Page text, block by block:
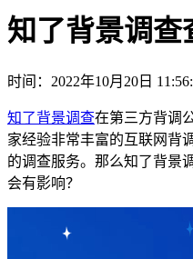
知了背景调查
时间：2022年10月20日
知了背景调查在第三方背调
家经验非常丰富的互联网背
的调查服务。那么知了背景
会有影响？